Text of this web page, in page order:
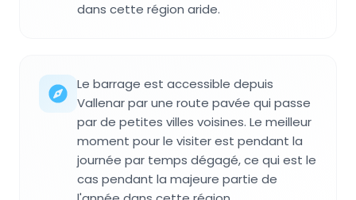
dans cette région aride.
Le barrage est accessible depuis
Vallenar par une route pavée qui passe
par de petites villes voisines. Le meilleur
moment pour le visiter est pendant la
journée par temps dégagé, ce qui est le
cas pendant la majeure partie de